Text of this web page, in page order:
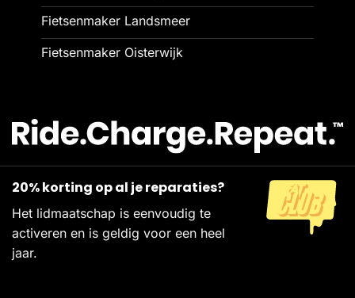
Fietsenmaker Landsmeer
Fietsenmaker Oisterwijk
20% korting op al je reparaties?
Het lidmaatschap is eenvoudig te
activeren en is geldig voor een heel
jaar.